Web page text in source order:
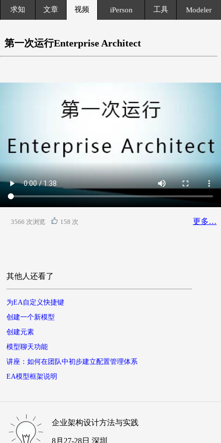
求知 文章 视频 iPerson 工具 Modeler
第一次运行Enterprise Architect
3566 次浏览 158 次 更多…
其他人还看了
为EA自定义快捷键
创建一个新模型
创建元素
模型聊天功能
讲座：如何在团队中初步建立配置管理体系
EA模型框架说明